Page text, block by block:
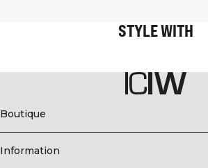
STYLE WITH
Boutique
Information